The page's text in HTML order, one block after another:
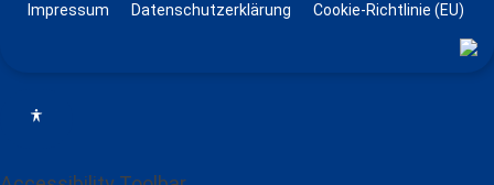
Impressum Datenschutzerklärung Cookie-Richtlinie (EU)